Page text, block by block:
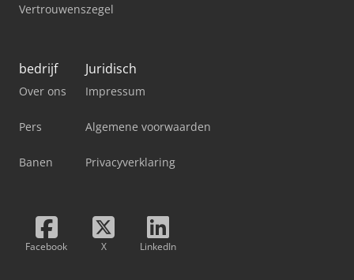
Vertrouwenszegel
bedrijf
Over ons
Pers
Banen
Juridisch
Impressum
Algemene voorwaarden
Privacyverklaring
Facebook X LinkedIn